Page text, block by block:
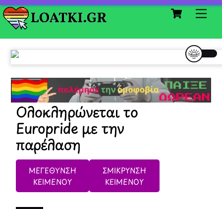
Skip
to
content
Cart
Ολοκληρώνεται το
Europride με την
παρέλαση
ΜΕΓΕΘΥΝΣΗ
ΚΕΙΜΕΝΟΥ
ΣΜΙΚΡΥΝΣΗ
ΚΕΙΜΕΝΟΥ